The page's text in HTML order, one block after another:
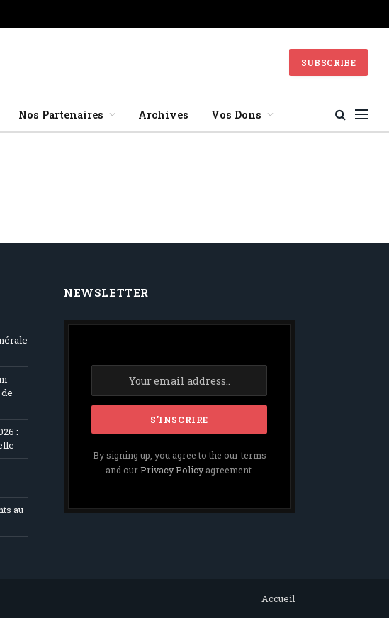
SUBSCRIBE
Nos Partenaires Archives Vos Dons
:
au
NEWSLETTER
By signing up, you agree to the our terms
and ourPrivacy Policyagreement.
Accueil